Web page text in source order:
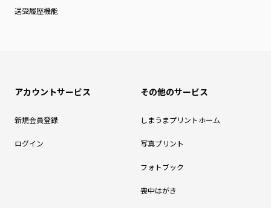
送受履歴機能
アカウントサービス
新規会員登録
ログイン
その他のサービス
しまうまプリントホーム
写真プリント
フォトブック
喪中はがき